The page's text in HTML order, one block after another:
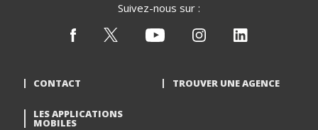
Suivez-nous sur :
CONTACT TROUVER UNE AGENCE
LES APPLICATIONS
MOBILES